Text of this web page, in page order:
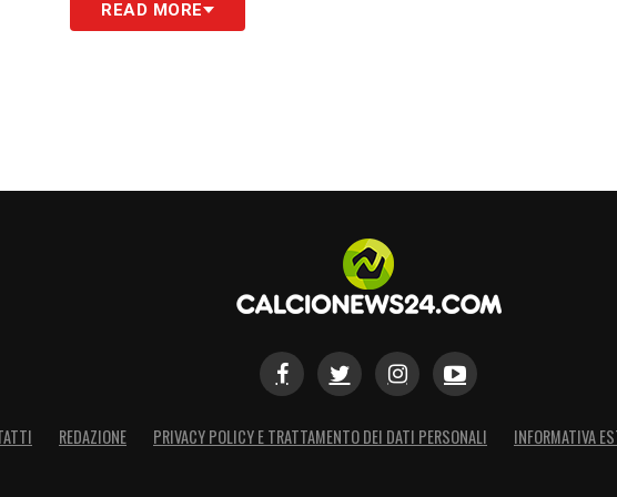
di livello come il Bayer Leverkusen ha
porte, il tecnico ex Genoa e Fiorentina sa di avere ancora
potrà dire la sua».
READ MORE
REDAZIONE PRIVACY POLICY E TRATTAMENTO DEI DATI PERSONALI INFORMATIVA